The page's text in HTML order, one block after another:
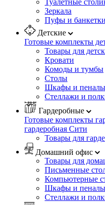
Туалетные
Зеркала
Пуфы и банкетки
Детские
Готовые комплекты
Товары для
Кровати
Комоды и тумбы
Столы
Шкафы и пеналы
Стеллажи и
Гардеробные
Готовые комплекты
гардеробная Сити
Товары для
Домашний офис
Товары для
Письменные
Компьютерные
Шкафы и пеналы
Стеллажи и